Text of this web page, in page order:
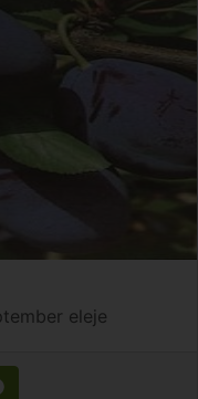
eleje